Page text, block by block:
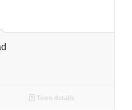
Toon details